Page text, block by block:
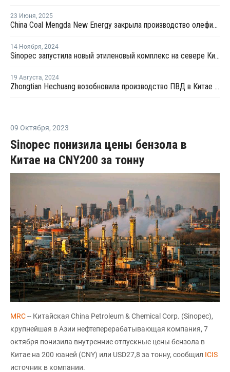
23 Июня, 2025
China Coal Mengda New Energy закрыла производство олефинов на ремонт
14 Ноября, 2024
Sinopec запустила новый этиленовый комплекс на севере Китая
19 Августа, 2024
Zhongtian Hechuang возобновила производство ПВД в Китае после профилактики
09 Октября, 2023
Sinopec понизила цены бензола в
Китае на CNY200 за тонну
MRC-- Китайская China Petroleum & Chemical Corp. (Sinopec),
крупнейшая в Азии нефтеперерабатывающая компания, 7
октября понизила внутренние отпускные цены бензола в
Китае на 200 юаней (CNY) или USD27,8 за тонну, сообщил ICIS
источник в компании.